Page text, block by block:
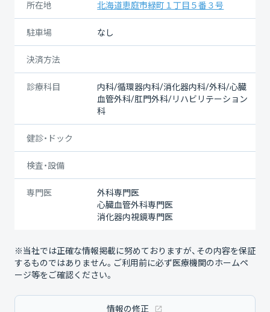
所在地 北海道恵庭市緑町１丁目５番３号
駐車場 なし
決済方法
診療科目
内科/循環器内科/消化器内科/外科/心臓
血管外科/肛門外科/リハビリテーション
科
健診・ドック
検査・設備
専門医
外科専門医
心臓血管外科専門医
消化器内視鏡専門医
※当社では正確な情報掲載に努めておりますが、その内容を保証
するものではありません。ご利用前に必ず医療機関のホームペ
ージ等をご確認ください。
情報の修正